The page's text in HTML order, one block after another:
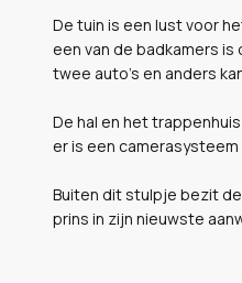
De tuin is een lust voor
een van de badkamers
twee auto's en anders
De hal en het
er is een
Buiten dit stulpje bezit
prins in zijn nieuwste